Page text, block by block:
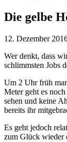
Die gelbe
12. Dezember
Wer denkt, dass
schlimmsten Jobs
Um 2 Uhr früh
Meter geht es
sehen und keine
bereits ihr
Es geht jedoch
zum Glück wieder